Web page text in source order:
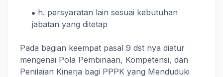
h. persyaratan lain sesuai kebutuhan
jabatan yang ditetap
Pada bagian keempat pasal 9 dst nya diatur
mengenai Pola Pembinaan, Kompetensi, dan
Penilaian Kinerja bagi PPPK yang Menduduki